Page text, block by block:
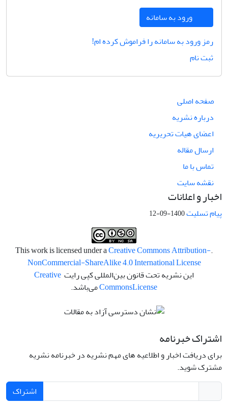
ورود به سامانه
رمز ورود به سامانه را فراموش کرده ام!
ثبت نام
صفحه اصلی
درباره نشریه
اعضای هیات تحریریه
ارسال مقاله
تماس با ما
نقشه سایت
اخبار و اعلانات
پیام تسلیت1400-09-12
.This work is licensed under a
Creative Commons Attribution-
NonCommercial-ShareAlike 4.0 International License
این نشریه تحت قانون بین‌المللی کپی رایت Creative
CommonsLicense می‌باشد.
اشتراک خبرنامه
برای دریافت اخبار و اطلاعیه های مهم نشریه در خبرنامه نشریه
مشترک شوید.
اشتراک